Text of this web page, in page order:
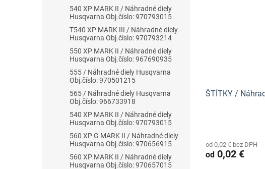
540 XP MARK II / Náhradné diely
Husqvarna Obj.číslo: 970793015
T540 XP MARK III / Náhradné diely
Husqvarna Obj.číslo: 970793214
550 XP MARK II / Náhradné diely
Husqvarna Obj.číslo: 967690935
555 / Náhradné diely Husqvarna
Obj.číslo: 970501215
565 / Náhradné diely Husqvarna
Obj.číslo: 966733918
540 XP MARK II / Náhradné diely
Husqvarna Obj.číslo: 970793015
560 XP G MARK II / Náhradné diely
Husqvarna Obj.číslo: 970656915
560 XP MARK II / Náhradné diely
Husqvarna Obj.číslo: 970657015
ŠTÍTKY /
od 0,02 € bez DPH
od 0,02 €